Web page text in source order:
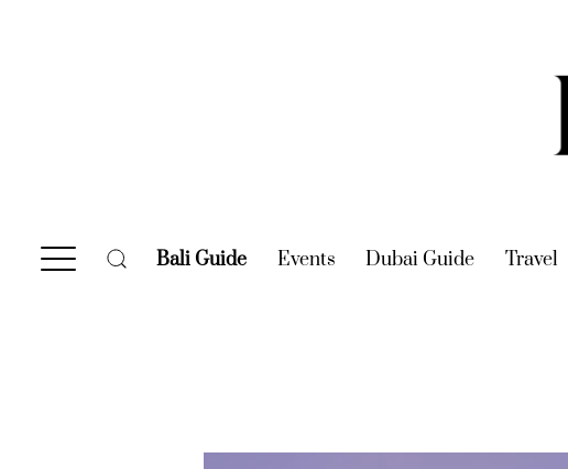
Bali Guide (current)
Events (current)
Dubai Guide (current)
Travel